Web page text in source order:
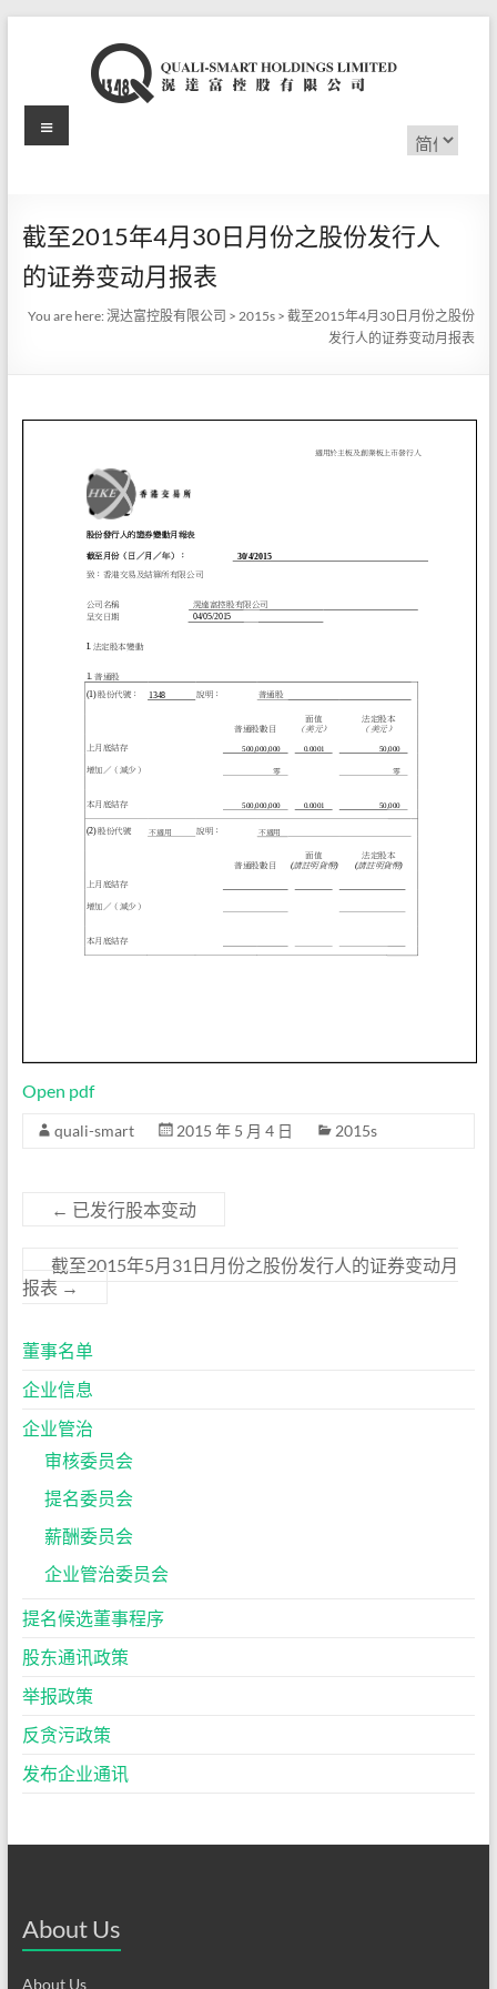
滉
富
控
股
公
选
择
Menu
截至2015年4月30日月份之股份发行人
的证券变动月报表
You are here:滉达富控股有限公司 >2015s >截至2015年4月30日月份之股份
发行人的证券变动月报表
Open pdf
quali-smart 2015 年 5 月 4 日 2015s
← 已发行股本变动
截至2015年5月31日月份之股份发行人的证券变动月
报表 →
董事名单
企业信息
企业管治
审核委员会
提名委员会
薪酬委员会
企业管治委员会
提名候选董事程序
股东通讯政策
举报政策
反贪污政策
发布企业通讯
About Us
About Us